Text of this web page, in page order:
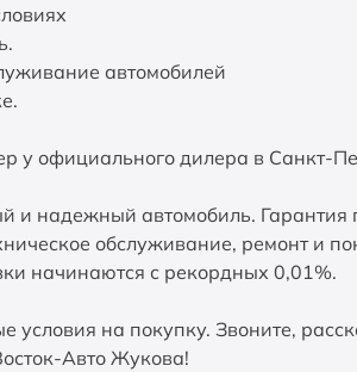
автомобилей
у официального дилера в Санкт-
и надежный автомобиль. Гарантия
обслуживание, ремонт и
начинаются с рекордных 0,01%.
условия на покупку. Звоните,
Авто Жукова!